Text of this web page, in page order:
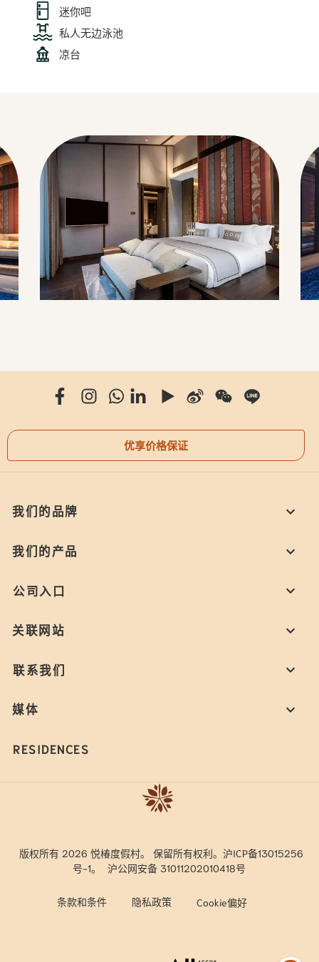
迷你吧
私人无边泳池
凉台
优享价格保证
我们的品牌
我们的产品
公司入口
关联网站
联系我们
媒体
RESIDENCES
版权所有 2026 悦椿度假村。 保留所有权利。沪ICP备13015256
号-1。
沪公网安备 31011202010418号
条款和条件 隐私政策 Cookie偏好